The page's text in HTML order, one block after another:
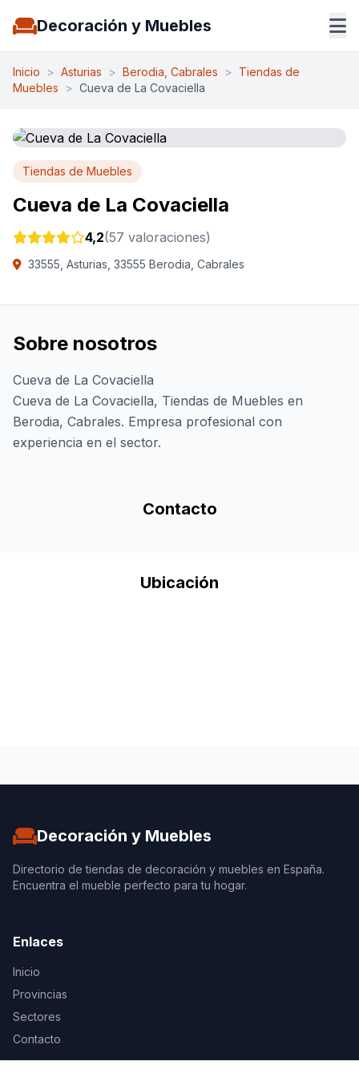
Decoración y Muebles
Inicio > Asturias > Berodia, Cabrales > Tiendas de
Muebles
> Cueva de La Covaciella
Tiendas de Muebles
Cueva de La Covaciella
4,2(57 valoraciones)
33555, Asturias, 33555 Berodia, Cabrales
Sobre nosotros
Cueva de La Covaciella
Cueva de La Covaciella, Tiendas de Muebles en
Berodia, Cabrales. Empresa profesional con
experiencia en el sector.
Contacto
Ubicación
Decoración y Muebles
Directorio de tiendas de decoración y muebles en España.
Encuentra el mueble perfecto para tu hogar.
Enlaces
Inicio
Provincias
Sectores
Contacto